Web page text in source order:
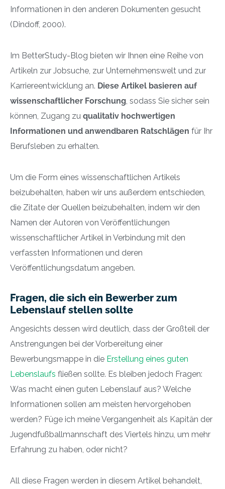
Informationen in den anderen Dokumenten gesucht
(Dindoff, 2000).
Im BetterStudy-Blog bieten wir Ihnen eine Reihe von
Artikeln zur Jobsuche, zur Unternehmenswelt und zur
Karriereentwicklung an. Diese Artikel basieren auf
wissenschaftlicher Forschung, sodass Sie sicher sein
können, Zugang zu qualitativ hochwertigen
Informationen und anwendbaren Ratschlägen für Ihr
Berufsleben zu erhalten.
Um die Form eines wissenschaftlichen Artikels
beizubehalten, haben wir uns außerdem entschieden,
die Zitate der Quellen beizubehalten, indem wir den
Namen der Autoren von Veröffentlichungen
wissenschaftlicher Artikel in Verbindung mit den
verfassten Informationen und deren
Veröffentlichungsdatum angeben.
Fragen, die sich ein Bewerber zum
Lebenslauf stellen sollte
Angesichts dessen wird deutlich, dass der Großteil der
Anstrengungen bei der Vorbereitung einer
Bewerbungsmappe in die Erstellung eines guten
Lebenslaufs fließen sollte. Es bleiben jedoch Fragen:
Was macht einen guten Lebenslauf aus? Welche
Informationen sollen am meisten hervorgehoben
werden? Füge ich meine Vergangenheit als Kapitän der
Jugendfußballmannschaft des Viertels hinzu, um mehr
Erfahrung zu haben, oder nicht?
All diese Fragen werden in diesem Artikel behandelt,